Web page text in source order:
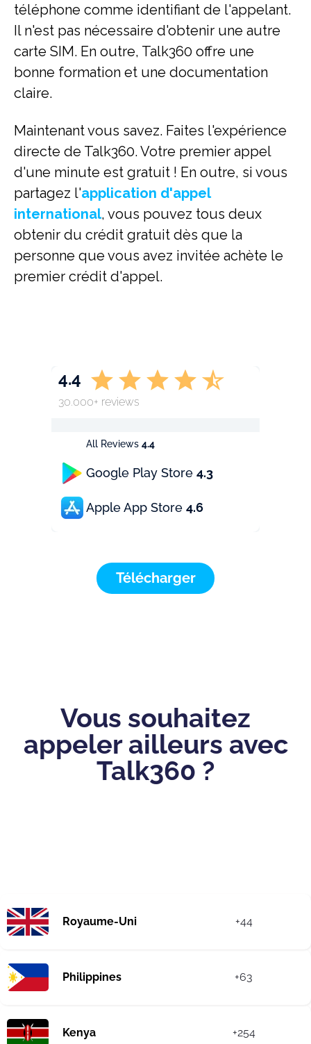
téléphone comme identifiant de l'appelant.
Il n'est pas nécessaire d'obtenir une autre
carte SIM. En outre, Talk360 offre une
bonne formation et une documentation
claire.
Maintenant vous savez. Faites l'expérience
directe de Talk360. Votre premier appel
d'une minute est gratuit ! En outre, si vous
partagez l'application d'appel
international, vous pouvez tous deux
obtenir du crédit gratuit dès que la
personne que vous avez invitée achète le
premier crédit d'appel.
All Reviews 4.4
Google Play Store 4.3
Apple App Store 4.6
4.4
30.000+ reviews
Télécharger
Vous souhaitez
appeler ailleurs avec
Talk360 ?
Royaume-Uni +44
Philippines +63
Kenya +254